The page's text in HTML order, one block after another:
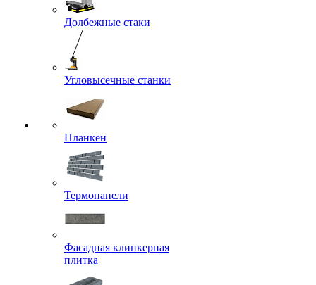
Долбежные стаки
Угловысечные станки
Планкен
Термопанели
Фасадная клинкерная
плитка